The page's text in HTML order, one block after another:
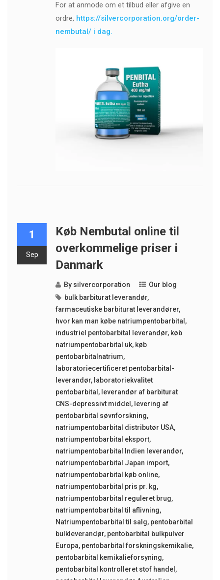
For at anmode om et tilbud eller afgive en
ordre, https://silvercorporation.org/order-
nembutal/ i dag.
1
Sep
Køb Nembutal online til
overkommelige priser i
Danmark
By silvercorporation
Our blog
bulk barbiturat leverandør,
farmaceutiske barbiturat leverandører,
hvor kan man købe natriumpentobarbital ,
industriel pentobarbital leverandør, køb
natriumpentobarbital uk, køb
pentobarbitalnatrium,
laboratoriecertificeret pentobarbital-
leverandør, laboratoriekvalitet
pentobarbital , leverandør af barbiturat
CNS-depressivt middel , levering af
pentobarbital søvnforskning,
natriumpentobarbital distributør USA,
natriumpentobarbital eksport,
natriumpentobarbital Indien leverandør,
natriumpentobarbital Japan import,
natriumpentobarbital køb online,
natriumpentobarbital pris pr. kg,
natriumpentobarbital reguleret brug,
natriumpentobarbital til aflivning,
Natriumpentobarbital til salg, pentobarbital
bulkleverandør, pentobarbital bulkpulver
Europa, pentobarbital forskningskemikalie,
pentobarbital kemikalieforsyning,
pentobarbital kontrolleret stof handel ,